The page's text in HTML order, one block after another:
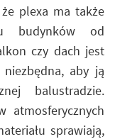
plexa ma także
budynków od
czy dach jest
aby ją
balustradzie.
atmosferycznych
sprawiają,